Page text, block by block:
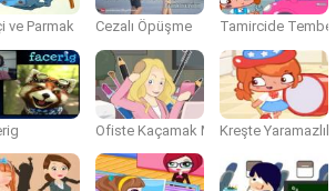
ve Parmak Cezalı Öpüşme Tamircide
Ofiste Kaçamak MakyajKreşte Yaramazlık